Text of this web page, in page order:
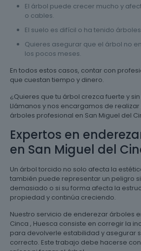
El árbol puede crecer mucho y
o cables.
El suelo es difícil o ha tenido
Quieres asegurar que el árbol no
los pocos meses.
En todos estos casos, contar con
que cuestan tiempo y dinero.
¿Quieres que tu árbol crezca fuerte y
Llámanos y nos encargamos de
árboles profesional en San Miguel del
Expertos en
en San Miguel del
Un árbol torcido no solo afecta la
también puede representar un peligro
demasiado o si su forma afecta la
propiedad y continúa creciendo.
Nuestro servicio de enderezar árboles
Cinca , Huesca consiste en corregir la
para devolverle estabilidad y asegurar
correcto. Este trabajo debe hacerse